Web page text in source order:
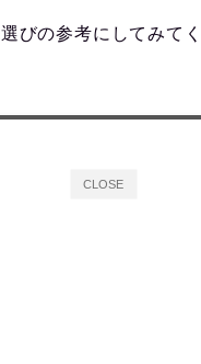
びの参考にしてみてく
CLOSE